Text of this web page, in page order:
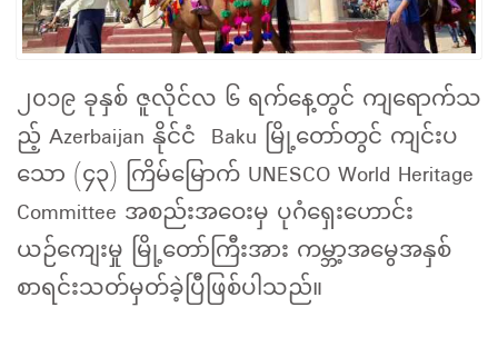
၂၀၁၉ ခုနှစ် ဇူလိုင်လ ၆ ရက်နေ့တွင် ကျရောက်သ
ည့် Azerbaijan နိုင်ငံ Baku မြို့တော်တွင် ကျင်းပ
သော (၄၃) ကြိမ်မြောက် UNESCO World Heritage
Committee အစည်းအဝေးမှ ပုဂံရှေးဟောင်း
ယဉ်ကျေးမှု မြို့တော်ကြီးအား ကမ္ဘာ့အမွေအနှစ်
စာရင်းသတ်မှတ်ခဲ့ပြီဖြစ်ပါသည်။